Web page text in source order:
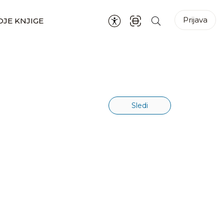
KNJIGE Prijava
Sledi